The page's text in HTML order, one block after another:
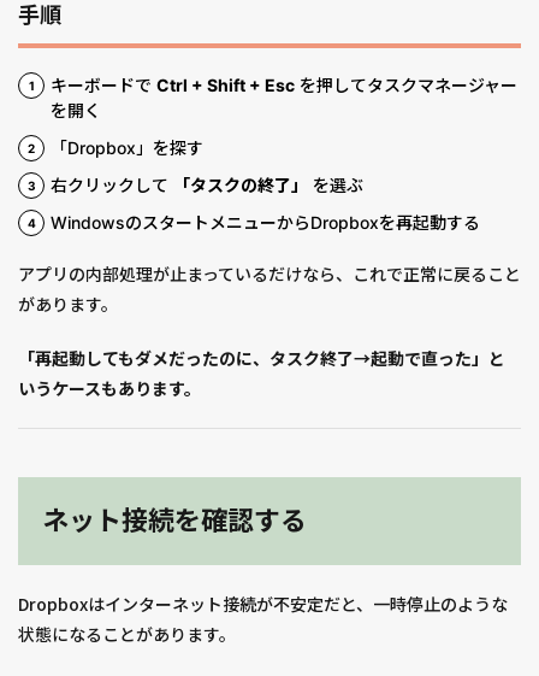
手順
キーボードで Ctrl + Shift + Esc を押してタスクマネージャー
を開く
「Dropbox」を探す
右クリックして
「タスクの終了」
を選ぶ
WindowsのスタートメニューからDropboxを再起動する
アプリの内部処理が止まっているだけなら、これで正常に戻ること
があります。
「再起動してもダメだったのに、タスク終了→起動で直った」と
いうケースもあります。
ネット接続を確認する
Dropboxはインターネット接続が不安定だと、一時停止のような
状態になることがあります。